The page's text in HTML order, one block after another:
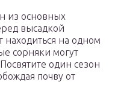
из основных
высадкой
находиться на одном
сорняки могут
один сезон
почву от